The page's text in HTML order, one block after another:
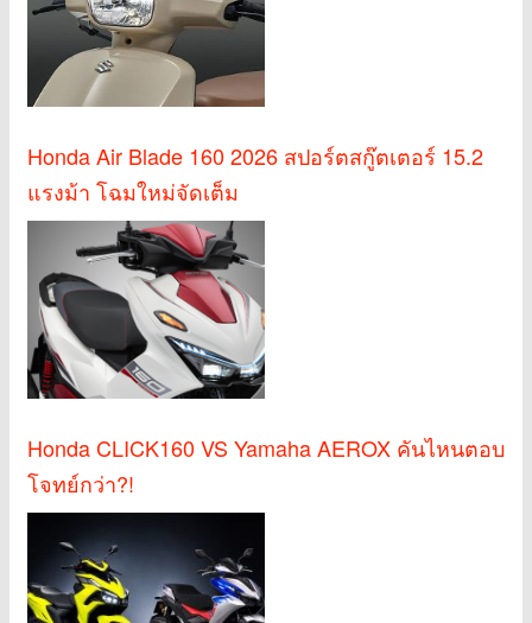
Honda Air Blade 160 2026 สปอร์ตสกู๊ตเตอร์ 15.2
แรงม้า โฉมใหม่จัดเต็ม
Honda CLICK160 VS Yamaha AEROX คันไหนตอบ
โจทย์กว่า?!